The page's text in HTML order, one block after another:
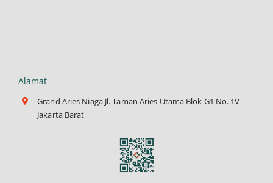
Alamat
Grand Aries Niaga Jl. Taman Aries Utama Blok G1 No. 1V
Jakarta Barat